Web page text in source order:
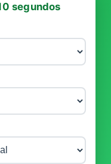
segundos